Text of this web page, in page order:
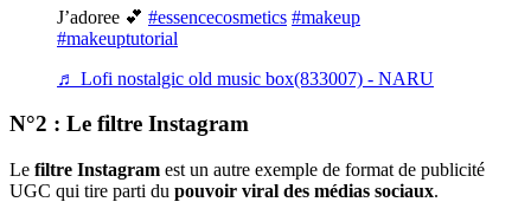
J’adoree 💕 #essencecosmetics #makeup
#makeuptutorial
♬ Lofi nostalgic old music box(833007) - NARU
N°2 : Le filtre Instagram
Le filtre Instagram est un autre exemple de format de publicité
UGC qui tire parti du pouvoir viral des médias sociaux.